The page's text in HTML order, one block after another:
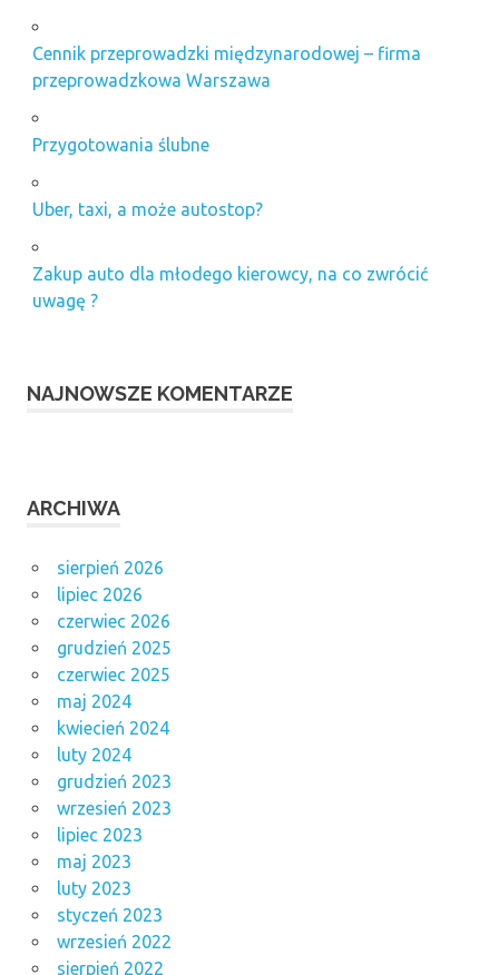
Cennik przeprowadzki międzynarodowej – firma
przeprowadzkowa Warszawa
Przygotowania ślubne
Uber, taxi, a może autostop?
Zakup auto dla młodego kierowcy, na co zwrócić
uwagę ?
NAJNOWSZE KOMENTARZE
ARCHIWA
sierpień 2026
lipiec 2026
czerwiec 2026
grudzień 2025
czerwiec 2025
maj 2024
kwiecień 2024
luty 2024
grudzień 2023
wrzesień 2023
lipiec 2023
maj 2023
luty 2023
styczeń 2023
wrzesień 2022
sierpień 2022